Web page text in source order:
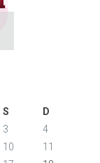
S
D
3
4
10
11